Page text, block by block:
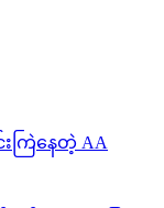
ြဲနေတဲ့ AA